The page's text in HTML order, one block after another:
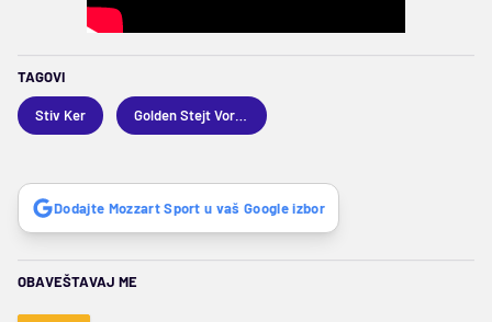
TAGOVI
Stiv Ker Golden Stejt Voriors
Dodajte Mozzart Sport u vaš Google izbor
OBAVEŠTAVAJ ME